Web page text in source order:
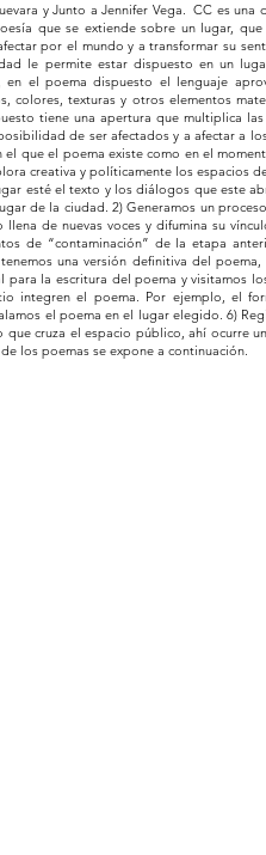
y Junto a Jennifer Vega. CC es
que se extiende sobre un lugar,
por el mundo y a transformar su
le permite estar dispuesto en un
en el poema dispuesto el lenguaje
colores, texturas y otros elementos
tiene una apertura que multiplica
de ser afectados y a afectar a
el que el poema existe como en el
creativa y políticamente los espacios
esté el texto y los diálogos que este
de la ciudad. 2) Generamos un
llena de nuevas voces y difumina su
de “contaminación” de la etapa
una versión definitiva del
para la escritura del poema y visitamos
integren el poema. Por ejemplo, el
el poema en el lugar elegido. 6)
cruza el espacio público, ahí ocurre
los poemas se expone a continuación.